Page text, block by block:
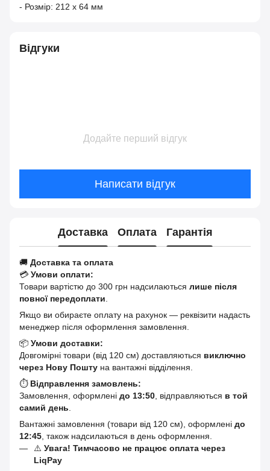
- Розмір: 212 х 64 мм
Відгуки
Додайте перший відгук
Написати відгук
Доставка Оплата Гарантія
🚚 Доставка та оплата
💳 Умови оплати:
Товари вартістю до 300 грн надсилаються лише після
повної передоплати
Якщо ви обираєте оплату на рахунок — реквізити надасть
менеджер після оформлення замовлення.
📦 Умови доставки:
Довгомірні товари (від 120 см) доставляються виключно
через Нову Пошту на вантажні відділення.
⏱ Відправлення замовлень:
Замовлення, оформлені до 13:50 , відправляються в той
самий день
Вантажні замовлення (товари від 120 см), оформлені до
12:45 , також надсилаються в день оформлення.
⚠️ Увага! Тимчасово не працює оплата через
LiqPay